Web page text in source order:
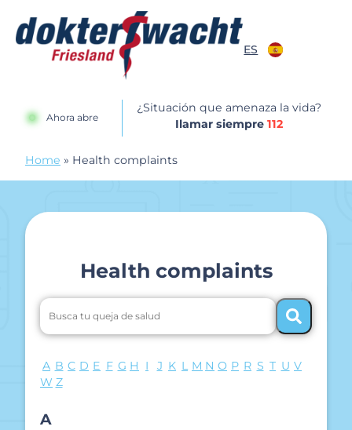
ES
Ahora abre
¿Situación que amenaza la vida?
Ilamar siempre 112
Home » Health complaints
Health complaints
A B C D E F G H I J K L M N O P R S T U V
W Z
A-Z de quejas de salud
A